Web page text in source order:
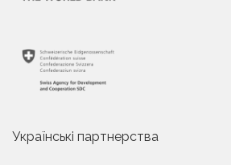
Українські партнерства